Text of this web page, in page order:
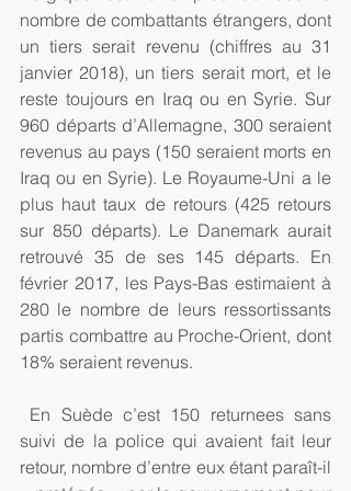
nombre de combattants étrangers, dont
un tiers serait revenu (chiffres au 31
janvier 2018), un tiers serait mort, et le
reste toujours en Iraq ou en Syrie. Sur
960 départs d’Allemagne, 300 seraient
revenus au pays (150 seraient morts en
Iraq ou en Syrie). Le Royaume-Uni a le
plus haut taux de retours (425 retours
sur 850 départs). Le Danemark aurait
retrouvé 35 de ses 145 départs. En
février 2017, les Pays-Bas estimaient à
280 le nombre de leurs ressortissants
partis combattre au Proche-Orient, dont
18% seraient revenus.
suivi de la police qui avaient fait leur
retour, nombre d’entre eux étant paraît-il